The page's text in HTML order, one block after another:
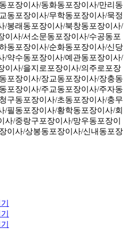
포장이사/동화동포장이사/만리동
동포장이사/무학동포장이사/묵정
/봉래동포장이사/북창동포장이사/
이사/서소문동포장이사/수공동포
동포장이사/순화동포장이사/신당
/약수동포장이사/예관동포장이사/
이사/을지로포장이사/의주로포장
포장이사/장교동포장이사/장충동
포장이사/주교동포장이사/주자동
구동포장이사/초동포장이사/충무
/필동포장이사/황학동포장이사/회
/중랑구포장이사/망우동포장이
이사/상봉동포장이사/신내동포장